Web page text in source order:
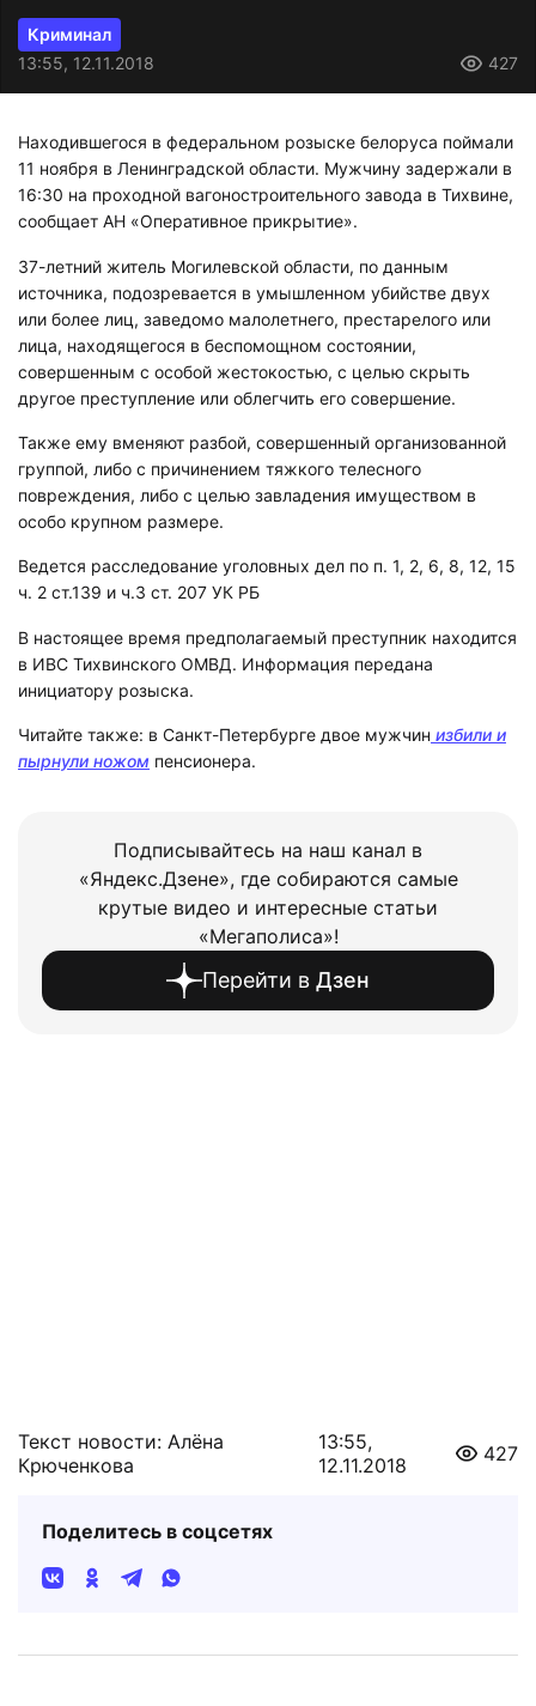
Криминал
13:55, 12.11.2018
427
Находившегося в федеральном розыске белоруса поймали
11 ноября в Ленинградской области. Мужчину задержали в
16:30 на проходной вагоностроительного завода в Тихвине,
сообщает АН «Оперативное прикрытие».
37-летний житель Могилевской области, по данным
источника, подозревается в умышленном убийстве двух
или более лиц, заведомо малолетнего, престарелого или
лица, находящегося в беспомощном состоянии,
совершенным с особой жестокостью, с целью скрыть
другое преступление или облегчить его совершение.
Также ему вменяют разбой, совершенный организованной
группой, либо с причинением тяжкого телесного
повреждения, либо с целью завладения имуществом в
особо крупном размере.
Ведется расследование уголовных дел по п. 1, 2, 6, 8, 12, 15
ч. 2 ст.139 и ч.3 ст. 207 УК РБ
В настоящее время предполагаемый преступник находится
в ИВС Тихвинского ОМВД. Информация передана
инициатору розыска.
Читайте также: в Санкт-Петербурге двое мужчин избили и
пырнули ножом пенсионера.
Подписывайтесь на наш канал в
«Яндекс.Дзене», где собираются самые
крутые видео и интересные статьи
«Мегаполиса»!
Перейти в Дзен
Текст новости: Алёна
Крюченкова
13:55,
12.11.2018
427
Поделитесь в соцсетях